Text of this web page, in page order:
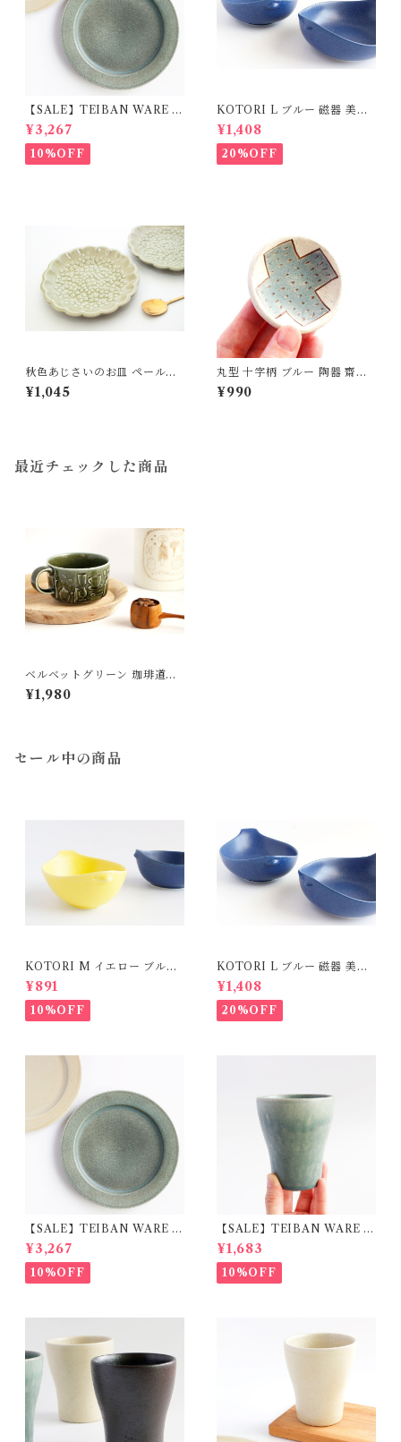
【SALE】TEIBAN WARE リ
ムプレートL 淡青磁 陶器 明山
窯
¥3,267
10%OFF
KOTORI L ブルー 磁器 美濃
焼
¥1,408
20%OFF
秋色あじさいのお皿 ペールグ
リーン 陶器 よしざわ窯 益子
¥1,045
丸型 十字柄 ブルー 陶器 齋藤
奈月
¥990
最近チェックした商品
ベルベットグリーン 珈琲道具
¥1,980
セール中の商品
KOTORI M イエロー ブルー
磁器 美濃焼
¥891
10%OFF
KOTORI L ブルー 磁器 美濃
焼
¥1,408
20%OFF
【SALE】TEIBAN WARE リ
ムプレートL 淡青磁 陶器 明山
窯
¥3,267
10%OFF
【SALE】TEIBAN WARE フ
リーカップM 淡青緑 陶器 明
山窯
¥1,683
10%OFF